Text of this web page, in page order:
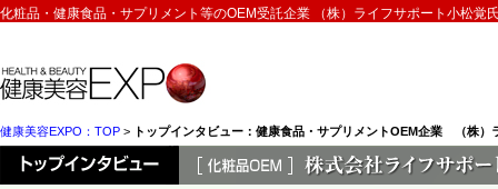
化粧品・健康食品・サプリメント等のOEM受託企業 （株）ライフサポート小松覚
健康美容EXPO：TOP > トップインタビュー：健康食品・サプリメントOEM企業 （株）